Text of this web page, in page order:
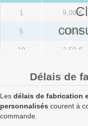
1 9,00 €
5 4,00 €
10 2,50 €
100 0,62 €
Délais de
Les délais de fabrication
personnalisés courent à
commande.